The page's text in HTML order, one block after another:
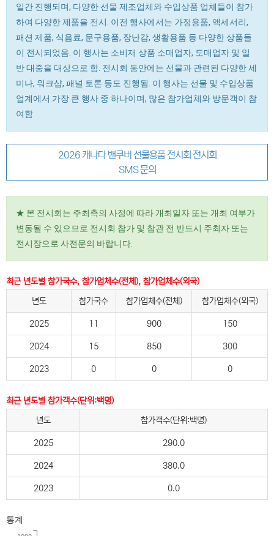
일간 진행되며, 다양한 선물 제조업체와 수입상품 업체들이 참가
하여 다양한 제품을 전시. 이전 행사에서는 가정용품, 액세서리,
패션 제품, 식음료, 문구용품, 장난감, 생활용품 등 다양한 상품들
이 전시되었음. 이 행사는 소비재 상품 소매업자, 도매업자 및 일
반 대중을 대상으로 함. 전시회 동안에는 선물과 관련된 다양한 세
미나, 워크샵, 패널 토론 등도 진행됨. 이 행사는 선물 및 수입상품
업계에서 가장 큰 행사 중 하나이며, 많은 참가업체와 방문객이 참
여함
2026 캐나다 밴쿠버 선물용품 전시회 전시회
SMS 문의
★ 본 전시회는 주최측의 사정에 따라 개최일자 또는 개최 여부가
변동될 수 있으므로 전시회 참가 및 참관 전 반드시 주최자 또는
전시장으로 사전문의 바랍니다.
최근 년도별 참가국수, 참가업체수(전체), 참가업체수(외국)
년도
참가국수 참가업체수(전체) 참가업체수(외국)
2025 11 900 150
2024 15 850 300
2023 0 0 0
최근 년도별 참가객수(단위:백명)
년도
참가객수(단위:백명)
2025 290.0
2024 380.0
2023 0.0
통계